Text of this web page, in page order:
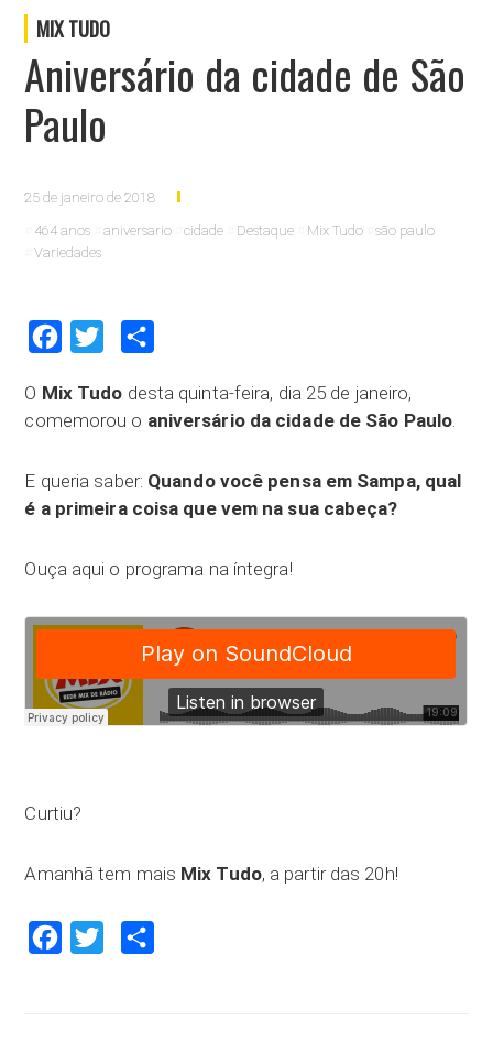
MIX TUDO
Aniversário da cidade de São
Paulo
25 de janeiro de 2018
464 anos
aniversario cidade Destaque Mix Tudo
são paulo
Variedades
Facebook Twitter
O Mix Tudo desta quinta-feira, dia 25 de janeiro,
comemorou o aniversário da cidade de São Paulo.
E queria saber: Quando você pensa em Sampa, qual
é a primeira coisa que vem na sua cabeça?
Ouça aqui o programa na íntegra!
Curtiu?
Amanhã tem mais Mix Tudo, a partir das 20h!
Facebook Twitter